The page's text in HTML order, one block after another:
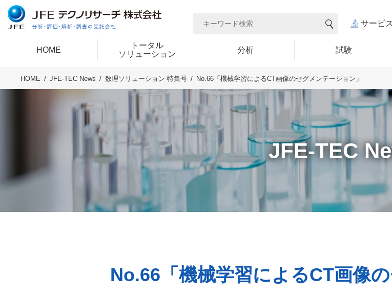
HOME
トータル
ソリューション
分析 試験
サービ
HOME JFE-TEC News 数理ソリューション 特集号 No.66「機械学習によるCT画像のセグメンテーション」
JFE-TEC
No.66「機械学習によるCT画像